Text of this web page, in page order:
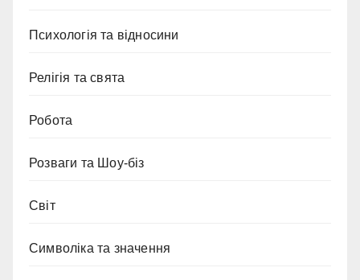
Психологія та відносини
Релігія та свята
Робота
Розваги та Шоу-біз
Світ
Символіка та значення